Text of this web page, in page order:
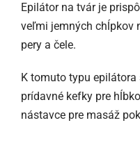
Epilátor na tvár je
veľmi jemných chĺpkov
pery a čele.
K tomuto typu
prídavné kefky pre
nástavce pre masáž